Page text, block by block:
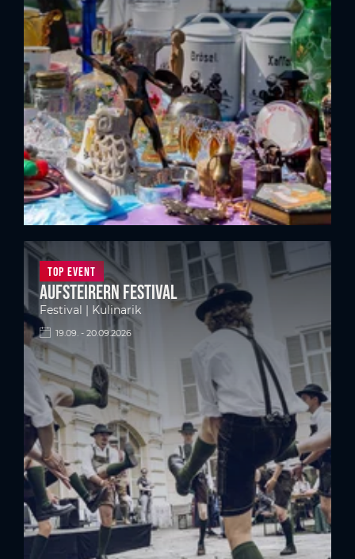
Top Event
Aufsteirern Festival
Festival | Kulinarik
19.09. - 20.09.2026